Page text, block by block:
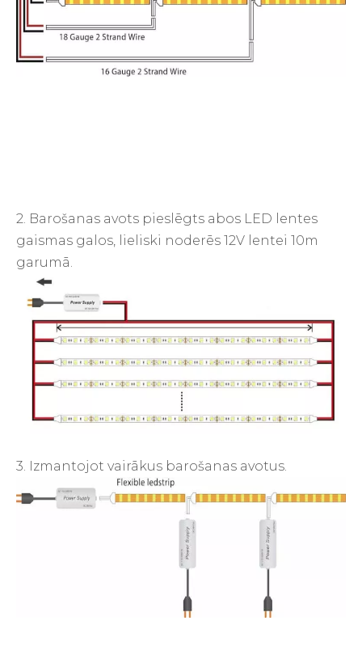
2. Barošanas avots pieslēgts abos LED lentes
gaismas galos, lieliski noderēs 12V lentei 10m
garumā.
3. Izmantojot vairākus barošanas avotus.